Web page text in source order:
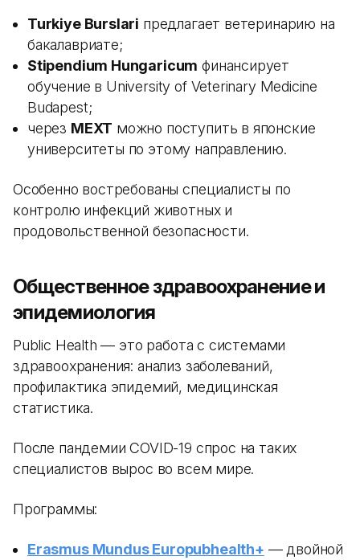
Turkiye Burslari предлагает ветеринарию на
бакалавриате;
Stipendium Hungaricum финансирует
обучение в University of Veterinary Medicine
Budapest;
через MEXT можно поступить в японские
университеты по этому направлению.
Особенно востребованы специалисты по
контролю инфекций животных и
продовольственной безопасности.
Общественное здравоохранение и
эпидемиология
Public Health — это работа с системами
здравоохранения: анализ заболеваний,
профилактика эпидемий, медицинская
статистика.
После пандемии COVID-19 спрос на таких
специалистов вырос во всем мире.
Программы:
Erasmus Mundus Europubhealth+ — двойной